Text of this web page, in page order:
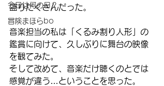
今日は何の日？
冒険まほらbo
盛りだくさんだった。
音楽担当の私は「くるみ割り人形」の
鑑賞に向けて、久しぶりに舞台の映像
を観てみた。
そして改めて、音楽だけ聴くのとでは
感覚が違う…ということを思った。